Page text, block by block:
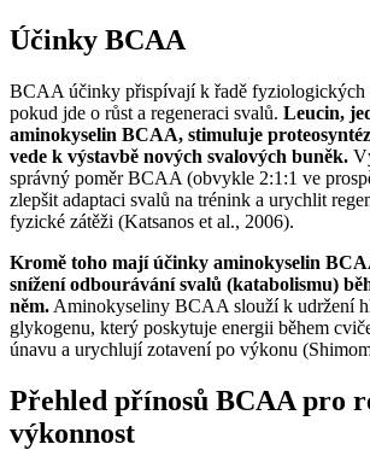
Účinky BCAA
BCAA účinky přispívají k řadě fyziologických
pokud jde o růst a regeneraci svalů. Leucin,
aminokyselin BCAA, stimuluje
vede k výstavbě nových svalových buněk.
správný poměr BCAA (obvykle 2:1:1 ve
zlepšit adaptaci svalů na trénink a urychlit
fyzické zátěži (Katsanos et al., 2006).
Kromě toho mají účinky aminokyselin
snížení odbourávání svalů (katabolismu)
něm. Aminokyseliny BCAA slouží k udržení
glykogenu, který poskytuje energii během
únavu a urychlují zotavení po výkonu
Přehled přínosů BCAA pro
výkonnost